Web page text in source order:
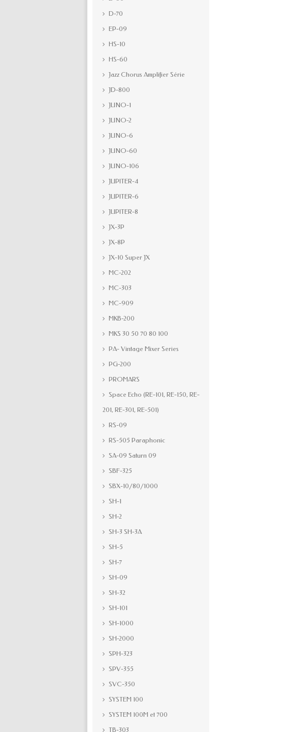
D-70
EP-09
HS-10
HS-60
Jazz Chorus Amplifier Série
JD-800
JUNO-1
JUNO-2
JUNO-6
JUNO-60
JUNO-106
JUPITER-4
JUPITER-6
JUPITER-8
JX-3P
JX-8P
JX-10 Super JX
MC-202
MC-303
MC-909
MKB-200
MKS 30 50 70 80 100
PA- Vintage Mixer Series
PG-200
PROMARS
Space Echo (RE-101, RE-150, RE-
201, RE-301, RE-501)
RS-09
RS-505 Paraphonic
SA-09 Saturn 09
SBF-325
SBX-10/80/1000
SH-1
SH-2
SH-3 SH-3A
SH-5
SH-7
SH-09
SH-32
SH-101
SH-1000
SH-2000
SPH-323
SPV-355
SVC-350
SYSTEM 100
SYSTEM 100M et 700
TB-303